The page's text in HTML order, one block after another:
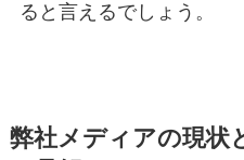
ると言えるでしょう。
弊社メディアの現状